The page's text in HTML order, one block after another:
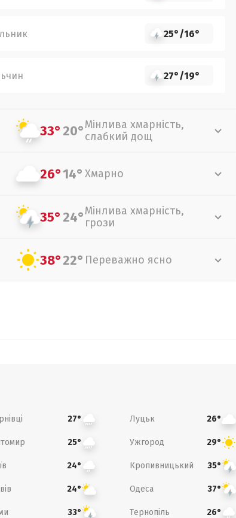
25°/16°
27°/19°
33°20°Мінлива хмарність,
слабкий дощ
26°14° Хмарно
35°24°Мінлива хмарність,
грози
38°22° Переважно ясно
27° Луцьк 26°
25° Ужгород 29°
24° Кропивницький 35°
24° Одеса 37°
33° Тернопіль 26°